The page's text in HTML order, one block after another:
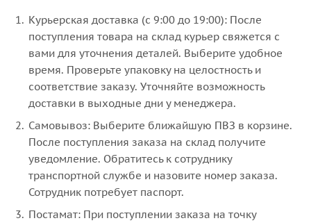
Курьерская доставка (с 9:00 до 19:00): После
поступления товара на склад курьер свяжется с
вами для уточнения деталей. Выберите удобное
время. Проверьте упаковку на целостность и
соответствие заказу. Уточняйте возможность
доставки в выходные дни у менеджера.
Самовывоз: Выберите ближайшую ПВЗ в корзине.
После поступления заказа на склад получите
уведомление. Обратитесь к сотруднику
транспортной службе и назовите номер заказа.
Сотрудник потребует паспорт.
Постамат: При поступлении заказа на точку